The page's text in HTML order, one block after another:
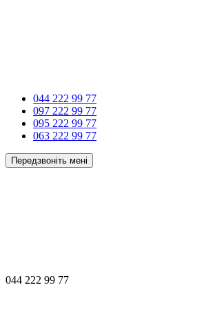
044 222 99 77
097 222 99 77
095 222 99 77
063 222 99 77
Передзвоніть мені
044 222 99 77